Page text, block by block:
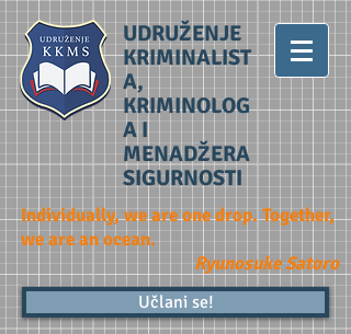
UDRUŽENJE
KRIMINALIST
A,
KRIMINOLOG
A I
MENADŽERA
SIGURNOSTI
Individually, we are one drop. Together,
we are an ocean.
Ryunosuke Satoro
Učlani se!